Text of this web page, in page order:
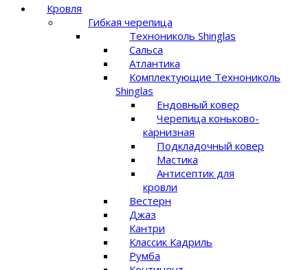
Кровля
Гибкая черепица
Технониколь Shinglas
Сальса
Атлантика
Комплектующие Технониколь
Shinglas
Ендовный ковер
Черепица коньково-
карнизная
Подкладочный ковер
Мастика
Антисептик для
кровли
Вестерн
Джаз
Кантри
Классик Кадриль
Румба